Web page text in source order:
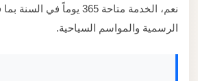
نعم، الخدمة متاحة 365 يوماً في
الرسمية والمواسم السياحية.